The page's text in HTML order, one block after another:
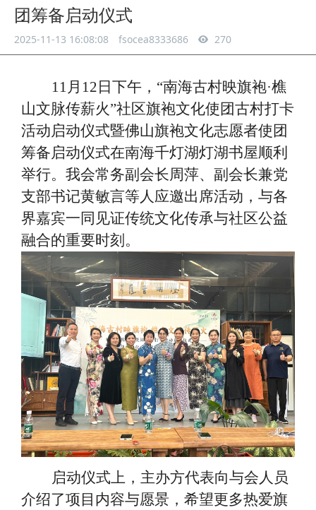
团筹备启动仪式
2025-11-13 16:08:08 fsocea8333686 270
11月12日 下午 ， “南海古村映旗袍·樵
山文脉传薪火”社区旗袍文化使团古村打卡
活动启动仪式暨佛山旗袍文化志愿者使团
筹备启动仪式在南海千灯湖灯湖书屋顺利
举行。我会常务副会长周萍、副会长兼党
支部书记黄敏言等人应邀出席活动，与各
界嘉宾一同见证传统文化传承与社区公益
融合的重要时刻。
启动仪式上，主办方代表向与会人员
介绍了项目内容与愿景，希望更多热爱旗